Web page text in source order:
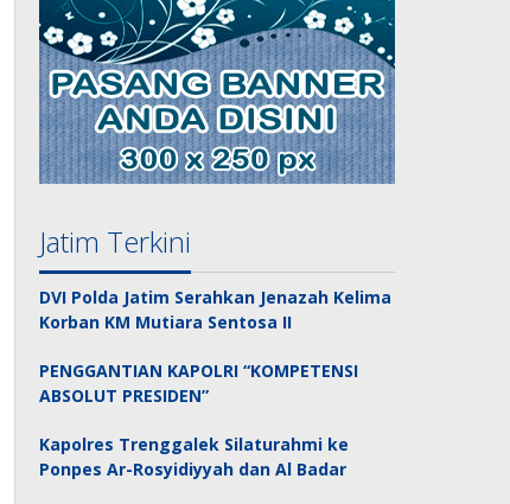
Jatim Terkini
DVI Polda Jatim Serahkan Jenazah Kelima
Korban KM Mutiara Sentosa II
PENGGANTIAN KAPOLRI “KOMPETENSI
ABSOLUT PRESIDEN”
Kapolres Trenggalek Silaturahmi ke
Ponpes Ar-Rosyidiyyah dan Al Badar